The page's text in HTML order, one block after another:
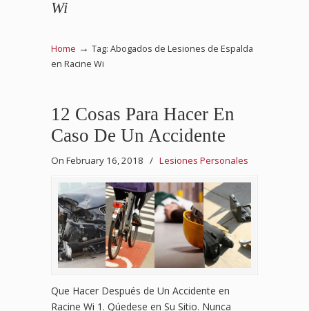
Wi
Home → Tag: Abogados de Lesiones de Espalda
en Racine Wi
12 Cosas Para Hacer En
Caso De Un Accidente
On February 16, 2018 / Lesiones Personales
Que Hacer Después de Un Accidente en
Racine Wi 1. Qúedese en Su Sitio. Nunca